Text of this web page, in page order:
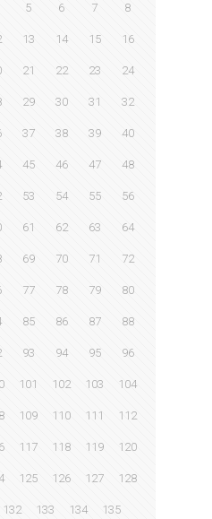
5 6 7 8
13 14 15 16
21 22 23 24
29 30 31 32
37 38 39 40
45 46 47 48
53 54 55 56
61 62 63 64
69 70 71 72
77 78 79 80
85 86 87 88
93 94 95 96
101 102 103 104
109 110 111 112
117 118 119 120
125 126 127 128
132 133 134 135